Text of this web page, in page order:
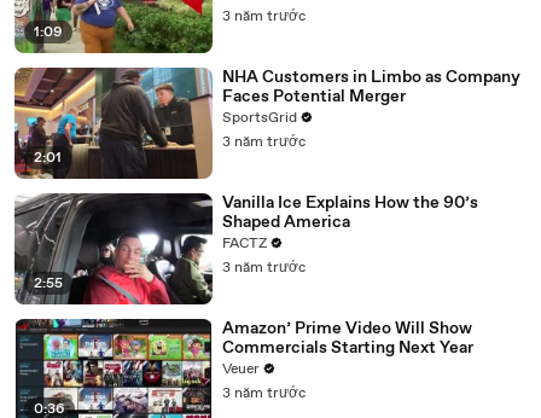
1:09
3 năm trước
2:01
NHA Customers in Limbo as Company
Faces Potential Merger
SportsGrid
3 năm trước
2:55
Vanilla Ice Explains How the 90’s
Shaped America
FACTZ
3 năm trước
0:36
Amazon’ Prime Video Will Show
Commercials Starting Next Year
Veuer
3 năm trước